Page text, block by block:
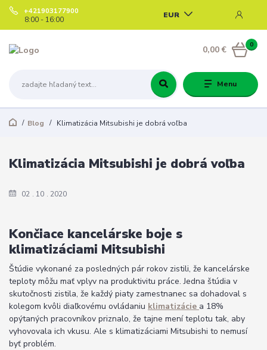
Menu
EUR
+421903177900
8:00 - 16:00
0
0,00 €
Blog Klimatizácia Mitsubishi je dobrá voľba
02 10 2020
Klimatizácia Mitsubishi je dobrá voľba
Končiace kancelárske boje s
klimatizáciami Mitsubishi
Štúdie vykonané za posledných pár rokov zistili, že kancelárske
teploty môžu mať vplyv na produktivitu práce. Jedna štúdia v
skutočnosti zistila, že každý piaty zamestnanec sa dohadoval s
kolegom kvôli diaľkovému ovládaniu klimatizácie a 18%
opýtaných pracovníkov priznalo, že tajne mení teplotu tak, aby
vyhovovala ich vkusu. Ale s klimatizáciami Mitsubishi to nemusí
byť problém.